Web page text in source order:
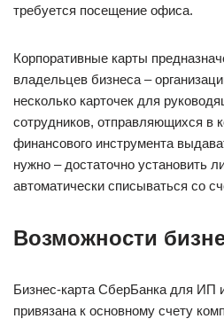
требуется посещение офиса.
Корпоративные карты
владельцев бизнеса –
несколько карточек для
сотрудников, отправляющихся в
финансового инструмента
нужно – достаточно установить
автоматически списываться со
Возможности
Бизнес-карта СберБанка для ИП
привязана к основному счету